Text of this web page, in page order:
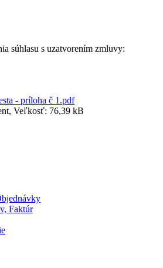
súhlasu s uzatvorením zmluvy:
- príloha č 1.pdf
Veľkosť: 76,39 kB
Faktúr